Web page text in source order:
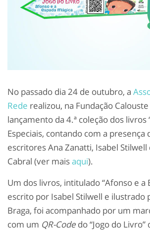
No passado dia 24 de outubro, a
Rede realizou, na Fundação
lançamento da 4.ª coleção dos livros
Especiais, contando com a presença
escritores Ana Zanatti, Isabel Stilwell
Cabral (ver maisaqui).
Um dos livros, intitulado “Afonso e a
escrito por Isabel Stilwell e ilustrado
Braga, foi acompanhado por um
com um QR-Code do “Jogo do